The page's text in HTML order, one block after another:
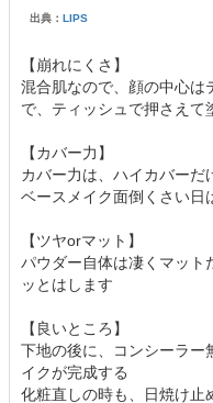
出典： LIPS
【崩れにくさ】
混合肌なので、顔の中心は
で、ティッシュで押さえて
【カバー力】
カバー力は、ハイカバーだ
ベースメイク面倒くさい日
【ツヤorマット】
パウダー自体は凄くマット
ッとはします
【良いところ】
下地の後に、コンシーラー
イクが完成する
化粧直しの時も、日焼け止